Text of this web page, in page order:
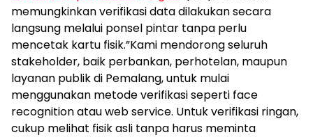
memungkinkan verifikasi data dilakukan secara
langsung melalui ponsel pintar tanpa perlu
mencetak kartu fisik.”Kami mendorong seluruh
stakeholder, baik perbankan, perhotelan, maupun
layanan publik di Pemalang, untuk mulai
menggunakan metode verifikasi seperti face
recognition atau web service. Untuk verifikasi ringan,
cukup melihat fisik asli tanpa harus meminta